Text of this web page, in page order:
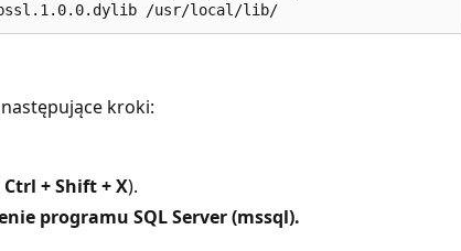
kroki:
Ctrl + Shift + X).
programu SQL Server (mssql).